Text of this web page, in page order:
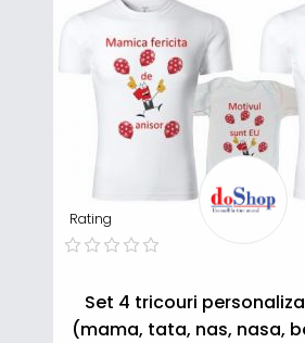
Rating
Set 4 tricouri
(mama, tata, nas, nasa,